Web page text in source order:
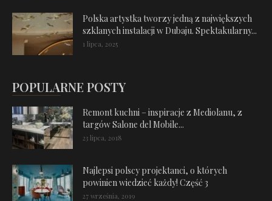
Polska artystka tworzy jedną z największych
szklanych instalacji w Dubaju. Spektakularny...
1 lipca, 2025
POPULARNE POSTY
Remont kuchni – inspiracje z Mediolanu, z
targów Salone del Mobile...
23 lipca, 2018
Najlepsi polscy projektanci, o których
powinien wiedzieć każdy! Część 3
27 września, 2019